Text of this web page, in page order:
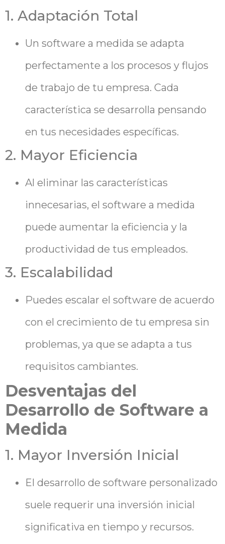
1. Adaptación Total
Un software a medida se adapta
perfectamente a los procesos y flujos
de trabajo de tu empresa. Cada
característica se desarrolla pensando
en tus necesidades específicas.
2. Mayor Eficiencia
Al eliminar las características
innecesarias, el software a medida
puede aumentar la eficiencia y la
productividad de tus empleados.
3. Escalabilidad
Puedes escalar el software de acuerdo
con el crecimiento de tu empresa sin
problemas, ya que se adapta a tus
requisitos cambiantes.
Desventajas del
Desarrollo de Software a
Medida
1. Mayor Inversión Inicial
El desarrollo de software personalizado
suele requerir una inversión inicial
significativa en tiempo y recursos.